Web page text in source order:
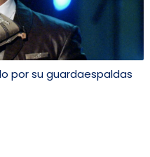
por su guardaespaldas